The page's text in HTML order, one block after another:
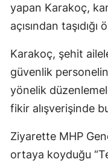
yapan Karakoç,
açısından
Karakoç, şehit
güvenlik
yönelik
fikir alışverişinde
Ziyarette MHP
ortaya koyduğu